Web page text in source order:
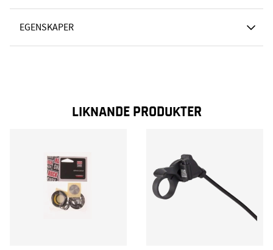
EGENSKAPER
LIKNANDE PRODUKTER